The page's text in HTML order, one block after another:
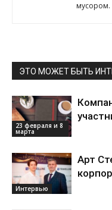
мусором.
ЭТО МОЖЕТ БЫТЬ
23 февраля и 8
марта
Интервью
Арт